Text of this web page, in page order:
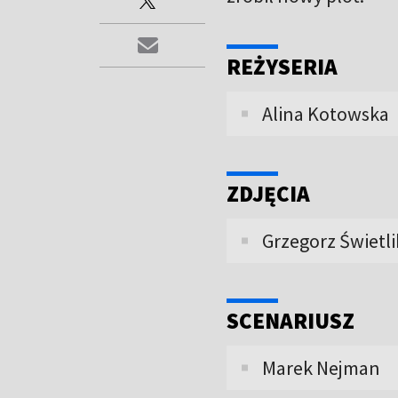
REŻYSERIA
Alina Kotowska
ZDJĘCIA
Grzegorz
SCENARIUSZ
Marek Nejman